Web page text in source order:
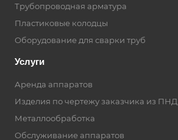
Трубопроводная арматура
Пластиковые колодцы
Оборудование для сварки труб
Услуги
Аренда аппаратов
Изделия по чертежу заказчика из ПНД
Металлообработка
Обслуживание аппаратов